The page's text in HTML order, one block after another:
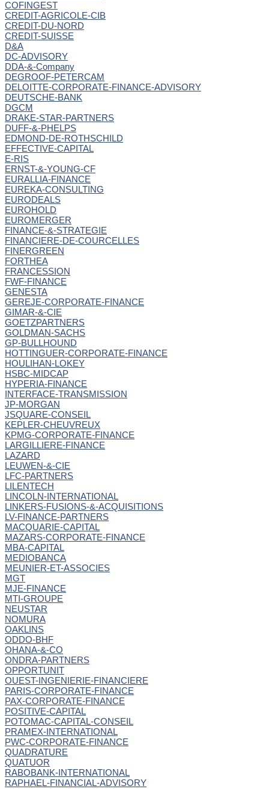
COFINGEST
CREDIT-AGRICOLE-CIB
CREDIT-DU-NORD
CREDIT-SUISSE
D&A
DC-ADVISORY
DDA-&-Company
DEGROOF-PETERCAM
DELOITTE-CORPORATE-FINANCE-ADVISORY
DEUTSCHE-BANK
DGCM
DRAKE-STAR-PARTNERS
DUFF-&-PHELPS
EDMOND-DE-ROTHSCHILD
EFFECTIVE-CAPITAL
E-RIS
ERNST-&-YOUNG-CF
EURALLIA-FINANCE
EUREKA-CONSULTING
EURODEALS
EUROHOLD
EUROMERGER
FINANCE-&-STRATEGIE
FINANCIERE-DE-COURCELLES
FINERGREEN
FORTHEA
FRANCESSION
FWF-FINANCE
GENESTA
GEREJE-CORPORATE-FINANCE
GIMAR-&-CIE
GOETZPARTNERS
GOLDMAN-SACHS
GP-BULLHOUND
HOTTINGUER-CORPORATE-FINANCE
HOULIHAN-LOKEY
HSBC-MIDCAP
HYPERIA-FINANCE
INTERFACE-TRANSMISSION
JP-MORGAN
JSQUARE-CONSEIL
KEPLER-CHEUVREUX
KPMG-CORPORATE-FINANCE
LARGILLIERE-FINANCE
LAZARD
LEUWEN-&-CIE
LFC-PARTNERS
LILENTECH
LINCOLN-INTERNATIONAL
LINKERS-FUSIONS-&-ACQUISITIONS
LV-FINANCE-PARTNERS
MACQUARIE-CAPITAL
MAZARS-CORPORATE-FINANCE
MBA-CAPITAL
MEDIOBANCA
MEUNIER-ET-ASSOCIES
MGT
MJE-FINANCE
MTI-GROUPE
NEUSTAR
NOMURA
OAKLINS
ODDO-BHF
OHANA-&-CO
ONDRA-PARTNERS
OPPORTUNIT
OUEST-INGENIERIE-FINANCIERE
PARIS-CORPORATE-FINANCE
PAX-CORPORATE-FINANCE
POSITIVE-CAPITAL
POTOMAC-CAPITAL-CONSEIL
PRAMEX-INTERNATIONAL
PWC-CORPORATE-FINANCE
QUADRATURE
QUATUOR
RABOBANK-INTERNATIONAL
RAPHAEL-FINANCIAL-ADVISORY